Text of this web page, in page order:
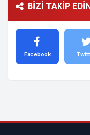
BİZİ TAKİP
Facebook